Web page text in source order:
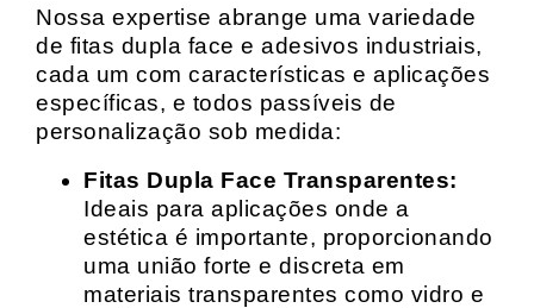
Nossa expertise abrange uma variedade
de fitas dupla face e adesivos industriais,
cada um com características e aplicações
específicas, e todos passíveis de
personalização sob medida:
Fitas Dupla Face Transparentes:
Ideais para aplicações onde a
estética é importante, proporcionando
uma união forte e discreta em
materiais transparentes como vidro e